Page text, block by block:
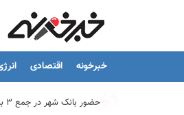
خبرخونه اقتصادی
حضور بانک شهر در جمع ۳ بانک برتر کشور از نظر بازده حقوق صاحبان سهام